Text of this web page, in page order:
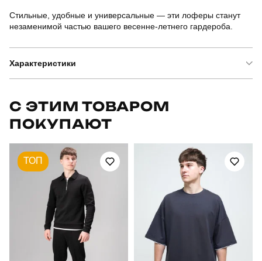
Стильные, удобные и универсальные — эти лоферы станут
незаменимой частью вашего весенне-летнего гардероба.
Характеристики
Артикул
для повсякденного носіння
С ЭТИМ ТОВАРОМ
ПОКУПАЮТ
ТОП